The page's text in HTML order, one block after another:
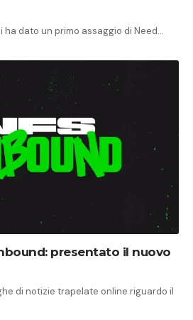
ha dato un primo assaggio di Need…
presentato il nuovo
di notizie trapelate online riguardo il